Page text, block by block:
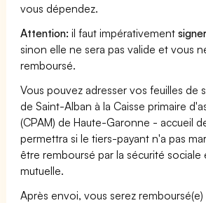
vous dépendez.
Attention: il faut impérativement
sinon elle ne sera pas valide et vous
remboursé.
Vous pouvez adresser vos feuilles de
de Saint-Alban à la Caisse primaire
(CPAM) de Haute-Garonne - accueil
permettra si le tiers-payant n'a pas
être remboursé par la sécurité sociale
mutuelle.
Après envoi, vous serez